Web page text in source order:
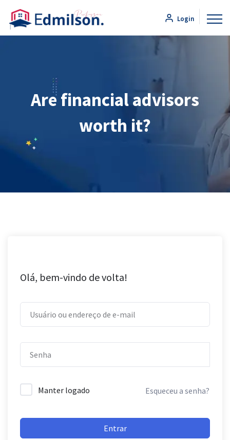
Login
Are financial advisors
worth it?
Olá, bem-vindo de volta!
Manter logado Esqueceu a senha?
Entrar